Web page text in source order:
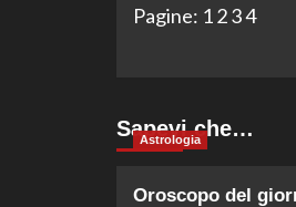
Pagine: 1 2 34
Sapevi che…
Astrologia
Oroscopo del